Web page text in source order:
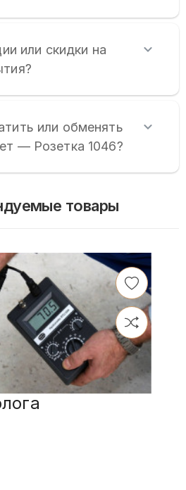
или скидки на
или обменять
— Розетка 1046?
товары